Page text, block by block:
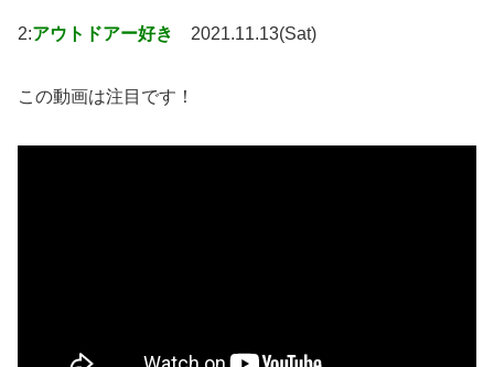
2:アウトドアー好き 2021.11.13(Sat)
この動画は注目です！